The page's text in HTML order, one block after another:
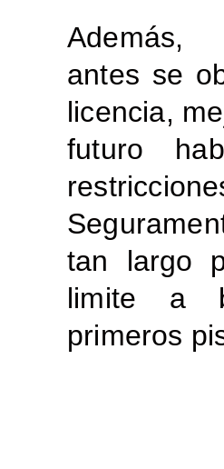
Además,
antes se
licencia,
futuro
tan largo
limite a
primeros